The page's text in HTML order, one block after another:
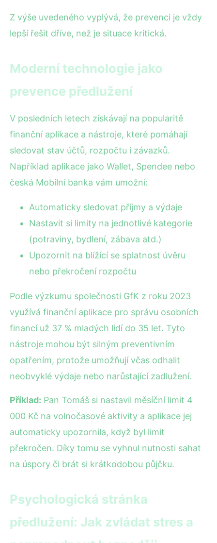
Z výše uvedeného vyplývá, že prevenci je vždy
lepší řešit dříve, než je situace kritická.
Moderní technologie jako
prevence předlužení
V posledních letech získávají na popularitě
finanční aplikace a nástroje, které pomáhají
sledovat stav účtů, rozpočtu i závazků.
Například aplikace jako Wallet, Spendee nebo
česká Mobilní banka vám umožní:
Automaticky sledovat příjmy a výdaje
Nastavit si limity na jednotlivé kategorie
(potraviny, bydlení, zábava atd.)
Upozornit na blížící se splatnost úvěru
nebo překročení rozpočtu
Podle výzkumu společnosti GfK z roku 2023
využívá finanční aplikace pro správu osobních
financí už 37 % mladých lidí do 35 let. Tyto
nástroje mohou být silným preventivním
opatřením, protože umožňují včas odhalit
neobvyklé výdaje nebo narůstající zadlužení.
Příklad: Pan Tomáš si nastavil měsíční limit 4
000 Kč na volnočasové aktivity a aplikace jej
automaticky upozornila, když byl limit
překročen. Díky tomu se vyhnul nutnosti sahat
na úspory či brát si krátkodobou půjčku.
Psychologická stránka
předlužení: Jak zvládat stres a